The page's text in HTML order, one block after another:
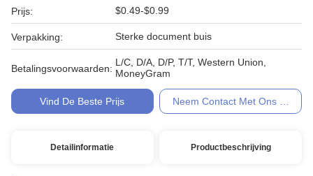
Prijs: $0.49-$0.99
Verpakking: Sterke document buis
Betalingsvoorwaarden:
L/C, D/A, D/P, T/T, Western Union,
MoneyGram
Vind De Beste Prijs Neem Contact Met Ons Op
Detailinformatie Productbeschrijving